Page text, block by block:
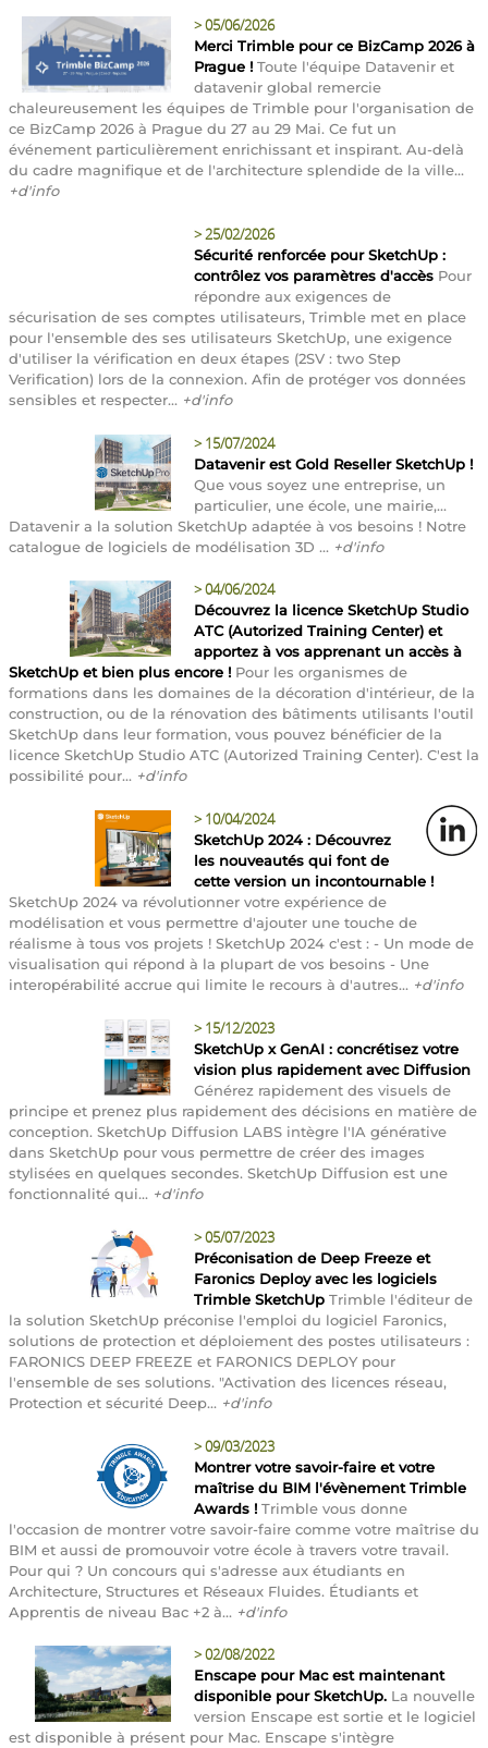
>05/06/2026
Merci Trimble pour ce BizCamp 2026 à
Prague ! Toute l'équipe Datavenir et
datavenir global remercie
chaleureusement les équipes de Trimble pour l'organisation de
ce BizCamp 2026 à Prague du 27 au 29 Mai. Ce fut un
événement particulièrement enrichissant et inspirant. Au-delà
du cadre magnifique et de l'architecture splendide de la ville...
+d'info
>25/02/2026
Sécurité renforcée pour SketchUp :
contrôlez vos paramètres d'accès Pour
répondre aux exigences de
sécurisation de ses comptes utilisateurs, Trimble met en place
pour l'ensemble des ses utilisateurs SketchUp, une exigence
d'utiliser la vérification en deux étapes (2SV : two Step
Verification) lors de la connexion. Afin de protéger vos données
sensibles et respecter... +d'info
> 15/07/2024
Datavenir est Gold Reseller SketchUp !
Que vous soyez une entreprise, un
particulier, une école, une mairie,...
Datavenir a la solution SketchUp adaptée à vos besoins ! Notre
catalogue de logiciels de modélisation 3D ... +d'info
>04/06/2024
Découvrez la licence SketchUp Studio
ATC (Autorized Training Center) et
apportez à vos apprenant un accès à
SketchUp et bien plus encore ! Pour les organismes de
formations dans les domaines de la décoration d'intérieur, de la
construction, ou de la rénovation des bâtiments utilisants l'outil
SketchUp dans leur formation, vous pouvez bénéficier de la
licence SketchUp Studio ATC (Autorized Training Center). C'est la
possibilité pour... +d'info
> 10/04/2024
SketchUp 2024 : Découvrez
les nouveautés qui font de
cette version un incontournable !
SketchUp 2024 va révolutionner votre expérience de
modélisation et vous permettre d'ajouter une touche de
réalisme à tous vos projets ! SketchUp 2024 c'est : - Un mode de
visualisation qui répond à la plupart de vos besoins - Une
interopérabilité accrue qui limite le recours à d'autres... +d'info
> 15/12/2023
SketchUp x GenAI : concrétisez votre
vision plus rapidement avec Diffusion
Générez rapidement des visuels de
principe et prenez plus rapidement des décisions en matière de
conception. SketchUp Diffusion LABS intègre l'IA générative
dans SketchUp pour vous permettre de créer des images
stylisées en quelques secondes. SketchUp Diffusion est une
fonctionnalité qui... +d'info
>05/07/2023
Préconisation de Deep Freeze et
Faronics Deploy avec les logiciels
Trimble SketchUp Trimble l'éditeur de
la solution SketchUp préconise l'emploi du logiciel Faronics,
solutions de protection et déploiement des postes utilisateurs :
FARONICS DEEP FREEZE et FARONICS DEPLOY pour
l'ensemble de ses solutions. "Activation des licences réseau,
Protection et sécurité Deep... +d'info
>09/03/2023
Montrer votre savoir-faire et votre
maîtrise du BIM l'évènement Trimble
Awards ! Trimble vous donne
l'occasion de montrer votre savoir-faire comme votre maîtrise du
BIM et aussi de promouvoir votre école à travers votre travail.
Pour qui ? Un concours qui s'adresse aux étudiants en
Architecture, Structures et Réseaux Fluides. Étudiants et
Apprentis de niveau Bac +2 à... +d'info
>02/08/2022
Enscape pour Mac est maintenant
disponible pour SketchUp. La nouvelle
version Enscape est sortie et le logiciel
est disponible à présent pour Mac. Enscape s'intègre